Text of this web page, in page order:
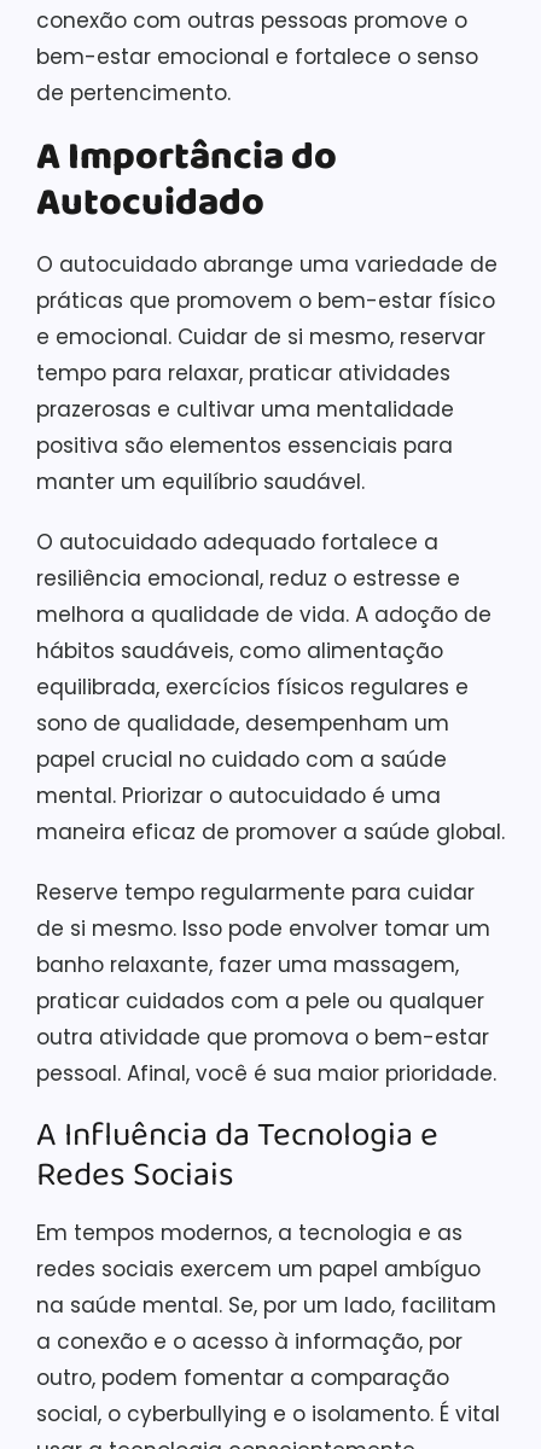
conexão com outras pessoas promove o
bem-estar emocional e fortalece o senso
de pertencimento.
A Importância do
Autocuidado
O autocuidado abrange uma variedade de
práticas que promovem o bem-estar físico
e emocional. Cuidar de si mesmo, reservar
tempo para relaxar, praticar atividades
prazerosas e cultivar uma mentalidade
positiva são elementos essenciais para
manter um equilíbrio saudável.
O autocuidado adequado fortalece a
resiliência emocional, reduz o estresse e
melhora a qualidade de vida. A adoção de
hábitos saudáveis, como alimentação
equilibrada, exercícios físicos regulares e
sono de qualidade, desempenham um
papel crucial no cuidado com a saúde
mental. Priorizar o autocuidado é uma
maneira eficaz de promover a saúde global.
Reserve tempo regularmente para cuidar
de si mesmo. Isso pode envolver tomar um
banho relaxante, fazer uma massagem,
praticar cuidados com a pele ou qualquer
outra atividade que promova o bem-estar
pessoal. Afinal, você é sua maior prioridade.
A Influência da Tecnologia e
Redes Sociais
Em tempos modernos, a tecnologia e as
redes sociais exercem um papel ambíguo
na saúde mental. Se, por um lado, facilitam
a conexão e o acesso à informação, por
outro, podem fomentar a comparação
social, o cyberbullying e o isolamento. É vital